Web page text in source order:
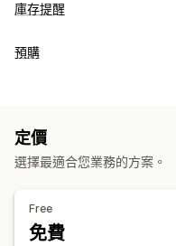
庫存提醒
通知
自訂
提醒設定 通知範本 通知按鈕
顧客需求
預購
付款選項
定價
選擇最適合您業務的方案。
Free
免費